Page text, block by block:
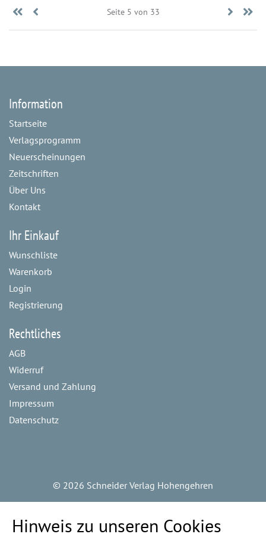
Seite 5 von 33
Information
Startseite
Verlagsprogramm
Neuerscheinungen
Zeitschriften
Über Uns
Kontakt
Ihr Einkauf
Wunschliste
Warenkorb
Login
Registrierung
Rechtliches
AGB
Widerruf
Versand und Zahlung
Impressum
Datenschutz
© 2026 Schneider Verlag Hohengehren
Hinweis zu unseren Cookies